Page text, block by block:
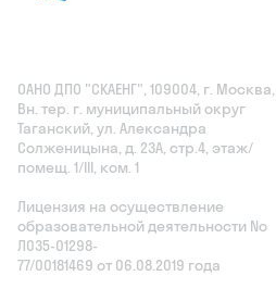
ОАНО ДПО "СКАЕНГ", 109004, г. Москва,
Вн. тер. г. муниципальный округ
Таганский, ул. Александра
Солженицына, д. 23А, стр.4, этаж/
помещ. 1/III, ком. 1
Лицензия на осуществление
образовательной деятельности No
Л035‑01298-
77/00181469 от 06.08.2019 года